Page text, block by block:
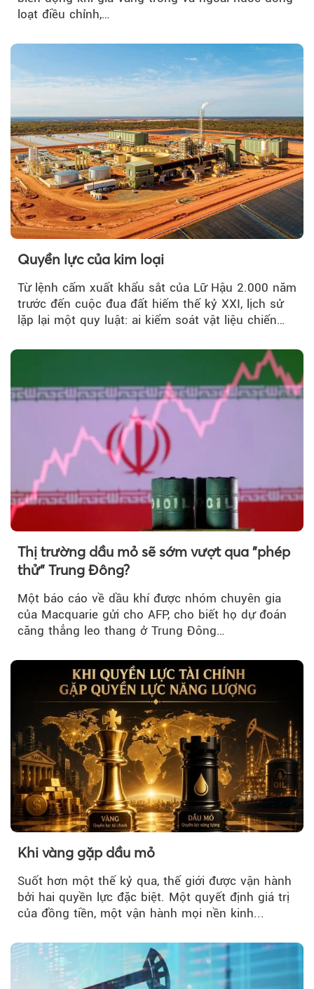
loạt điều chỉnh,…
Quyền lực của kim loại
Từ lệnh cấm xuất khẩu sắt của Lữ Hậu 2.000 năm
trước đến cuộc đua đất hiếm thế kỷ XXI, lịch sử
lặp lại một quy luật: ai kiểm soát vật liệu chiến
Thị trường dầu mỏ sẽ sớm vượt qua "phép
thử" Trung Đông?
Một báo cáo về dầu khí được nhóm chuyên gia
của Macquarie gửi cho AFP, cho biết họ dự đoán
căng thẳng leo thang ở Trung Đông…
Khi vàng gặp dầu mỏ
Suốt hơn một thế kỷ qua, thế giới được vận hành
bởi hai quyền lực đặc biệt. Một quyết định giá trị
của đồng tiền, một vận hành mọi nền kinh...